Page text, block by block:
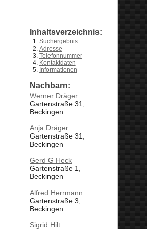
Inhaltsverzeichnis:
Suchergebnis
Adresse
Telefonnummer
Kontaktdaten
Informationen
Nachbarn:
Werner Dräger
Gartenstraße 31,
Beckingen
Anja Dräger
Gartenstraße 31,
Beckingen
Gerd G Heck
Gartenstraße 1,
Beckingen
Alfred Herrmann
Gartenstraße 3,
Beckingen
Sigrid Hilt